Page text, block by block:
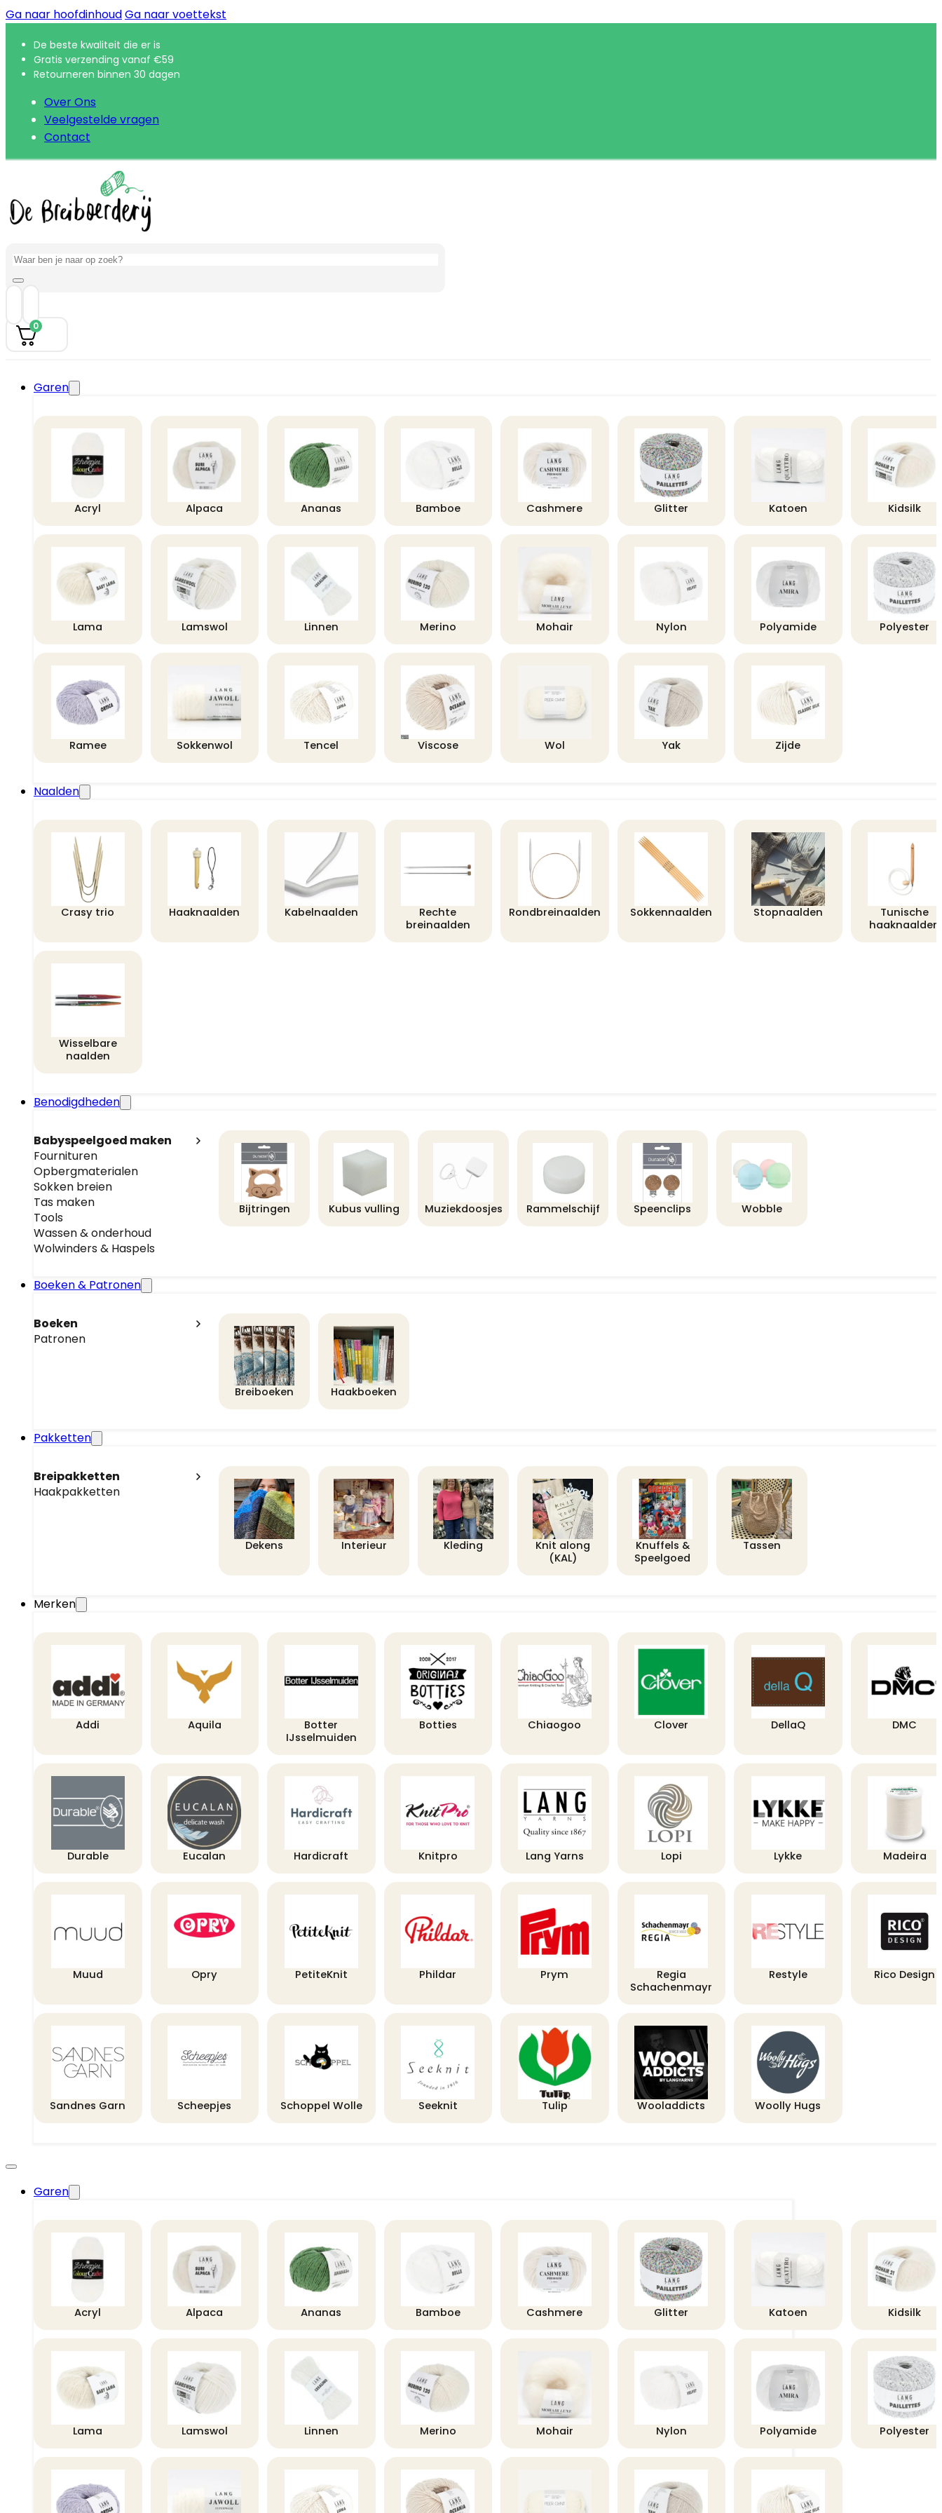
Ga naar hoofdinhoudGa naar voettekst
De beste kwaliteit die er is
Gratis verzending vanaf €59
Retourneren binnen 30 dagen
Over Ons
Veelgestelde vragen
Contact
Zoeken
0
Garen
Acryl Alpaca Ananas Bamboe Cashmere Glitter Katoen Kidsilk
Lama Lamswol Linnen Merino Mohair Nylon Polyamide Polyester
Ramee Sokkenwol Tencel Viscose Wol Yak Zijde
Naalden
Crasy trio Haaknaalden Kabelnaalden
Rechte
breinaalden
Rondbreinaalden Sokkennaalden Stopnaalden
Tunische
haaknaalden
Wisselbare
naalden
Benodigdheden
Babyspeelgoed maken
Fournituren
Opbergmaterialen
Sokken breien
Tas maken
Tools
Wassen & onderhoud
Wolwinders & Haspels
Bijtringen Kubus vulling Muziekdoosjes Rammelschijf Speenclips Wobble
Boeken & Patronen
Boeken
Patronen
Breiboeken Haakboeken
Pakketten
Breipakketten
Haakpakketten
Dekens Interieur Kleding
Knit along
(KAL)
Knuffels &
Speelgoed
Tassen
Merken
Addi Aquila
Botter
IJsselmuiden
Botties Chiaogoo Clover DellaQ DMC
Durable Eucalan Hardicraft Knitpro Lang Yarns Lopi Lykke Madeira
Muud Opry PetiteKnit Phildar Prym
Regia
Schachenmayr
Restyle Rico Design
Sandnes Garn Scheepjes Schoppel Wolle Seeknit Tulip Wooladdicts Woolly Hugs
Garen
Acryl Alpaca Ananas Bamboe Cashmere Glitter Katoen Kidsilk
Lama Lamswol Linnen Merino Mohair Nylon Polyamide Polyester